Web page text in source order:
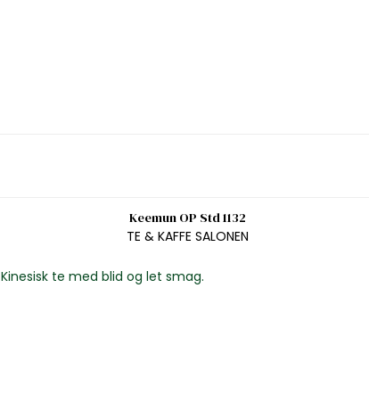
Keemun OP Std 1132
TE & KAFFE SALONEN
Kinesisk te med blid og let smag.